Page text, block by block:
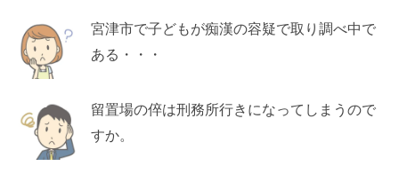
宮津市で子どもが痴漢の容疑で取り調べ中で
ある・・・
留置場の倅は刑務所行きになってしまうので
すか。